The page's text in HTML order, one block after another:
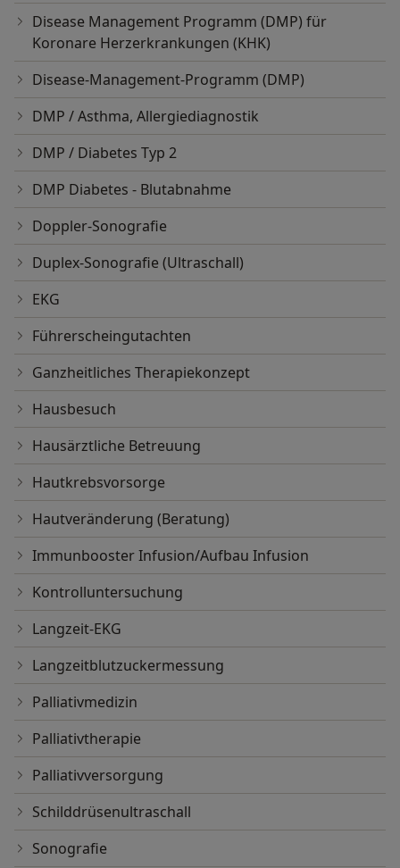
Disease Management Programm (DMP) für
Koronare Herzerkrankungen (KHK)
Disease-Management-Programm (DMP)
DMP / Asthma, Allergiediagnostik
DMP / Diabetes Typ 2
DMP Diabetes - Blutabnahme
Doppler-Sonografie
Duplex-Sonografie (Ultraschall)
EKG
Führerscheingutachten
Ganzheitliches Therapiekonzept
Hausbesuch
Hausärztliche Betreuung
Hautkrebsvorsorge
Hautveränderung (Beratung)
Immunbooster Infusion/Aufbau Infusion
Kontrolluntersuchung
Langzeit-EKG
Langzeitblutzuckermessung
Palliativmedizin
Palliativtherapie
Palliativversorgung
Schilddrüsenultraschall
Sonografie